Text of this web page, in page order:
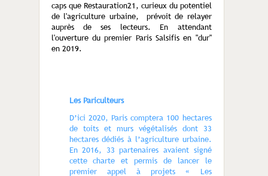
caps que Restauration21, curieux du potentiel
de l'agriculture urbaine, prévoit de relayer
auprès de ses lecteurs. En attendant
l'ouverture du premier Paris Salsifis en "dur"
en 2019.
Les Pariculteurs
D’ici 2020, Paris comptera 100 hectares
de toits et murs végétalisés dont 33
hectares dédiés à l’agriculture urbaine.
En 2016, 33 partenaires avaient signé
cette charte et permis de lancer le
premier appel à projets « Les